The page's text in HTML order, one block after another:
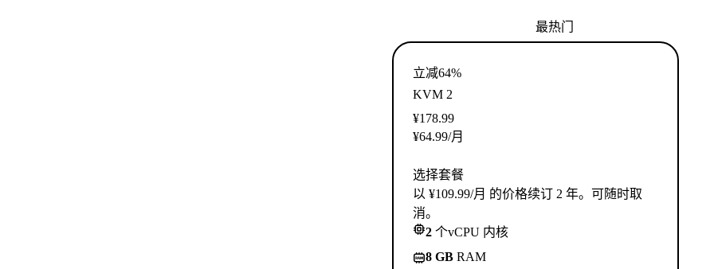
最热门
立减64%
KVM 2
¥178.99
¥64.99/月
选择套餐
以 ¥109.99/月 的价格续订 2 年。可随时取
消。
2 个vCPU 内核
8 GB RAM